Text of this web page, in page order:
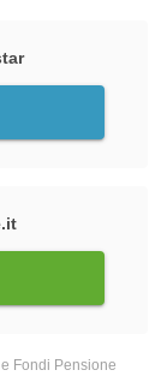
Fondi Pensione